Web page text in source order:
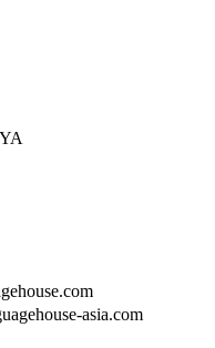
asia.com